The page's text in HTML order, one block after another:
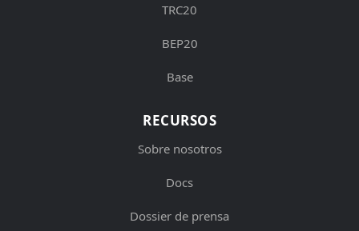
TRC20
BEP20
Base
RECURSOS
Sobre nosotros
Docs
Dossier de prensa